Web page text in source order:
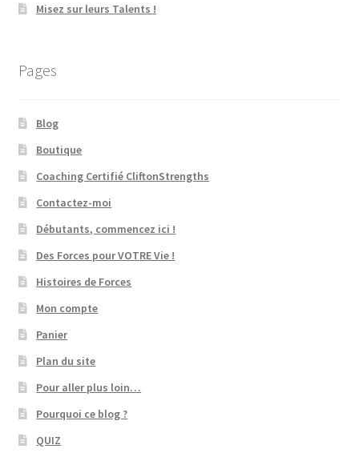
Misez sur leurs Talents !
Pages
Blog
Boutique
Coaching Certifié CliftonStrengths
Contactez-moi
Débutants, commencez ici !
Des Forces pour VOTRE Vie !
Histoires de Forces
Mon compte
Panier
Plan du site
Pour aller plus loin…
Pourquoi ce blog ?
QUIZ